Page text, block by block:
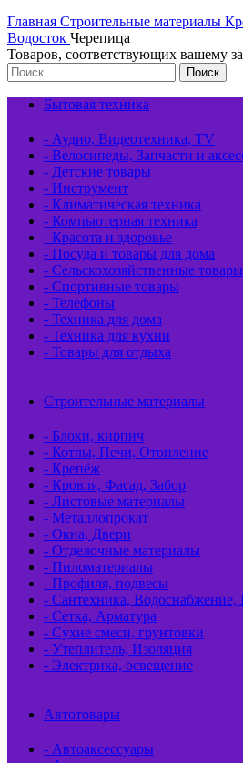
Главная Строительные материалы
Водосток Черепица
Товаров, соответствующих вашему
Поиск
Бытовая техника
- Аудио, Видеотехника, TV
- Велосипеды, Запчасти и
- Детские товары
- Инструмент
- Климатическая техника
- Компьютерная техника
- Красота и здоровье
- Посуда и товары для дома
- Сельскохозяйственные товары
- Спортивные товары
- Телефоны
- Техника для дома
- Техника для кухни
- Товары для отдыха
Строительные материалы
- Блоки, кирпич
- Котлы, Печи, Отопление
- Крепёж
- Кровля, Фасад, Забор
- Листовые материалы
- Металлопрокат
- Окна, Двери
- Отделочные материалы
- Пиломатериалы
- Профиля, подвесы
- Сантехника, Водоснабжение,
- Сетка, Арматура
- Сухие смеси, грунтовки
- Утеплитель, Изоляция
- Электрика, освещение
Автотовары
- Автоаксессуары